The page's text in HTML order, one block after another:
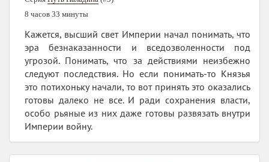
8 часов 33 минуты
Кажется, высший свет Империи начал понимать, что
эра безнаказанности и вседозволенности под
угрозой. Понимать, что за действиями неизбежно
следуют последствия. Но если понимать-то Князья
это потихоньку начали, то вот принять это оказались
готовы далеко не все. И ради сохранения власти,
особо рьяные из них даже готовы развязать внутри
Империи войну.